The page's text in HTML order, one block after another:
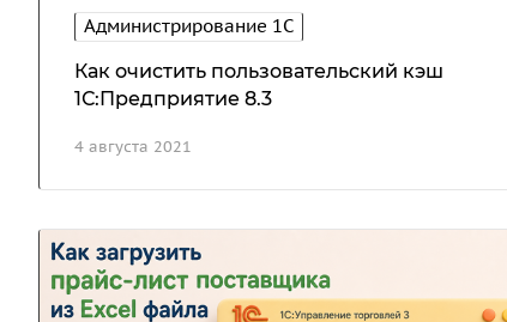
Администрирование 1С
4 августа 2021
Как очистить пользовательский кэш
1С:Предприятие 8.3